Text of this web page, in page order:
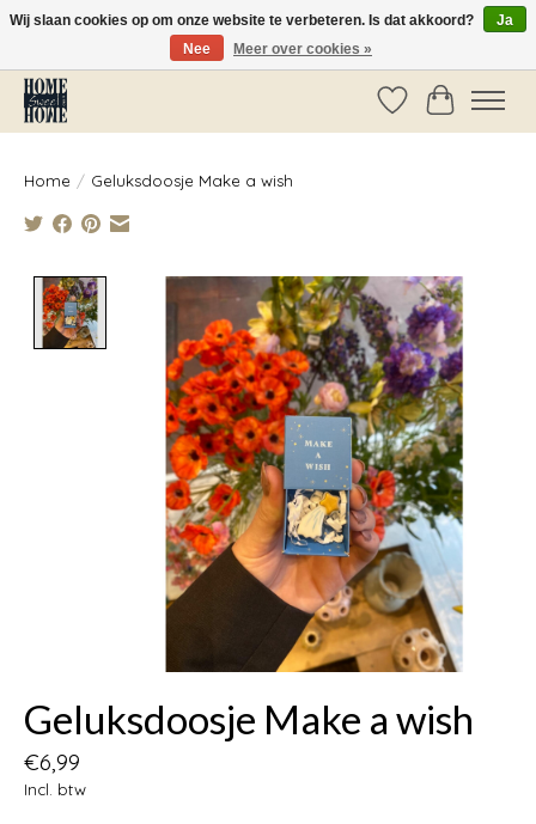
Vóór 14:00 besteld, dezelfde dag verzonden!
Verlanglijst
Home / Geluksdoosje Make a wish
Product image slideshow Items
Geluksdoosje Make a wish
€6,99
Incl. btw
Wij slaan cookies op om onze website te verbeteren. Is dat akkoord?
Ja
Nee
Meer over cookies »